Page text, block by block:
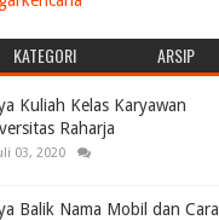
KATEGORI ARSIP
Kuliah Kelas Karyawan
Raharja
03, 2020
Balik Nama Mobil dan Cara